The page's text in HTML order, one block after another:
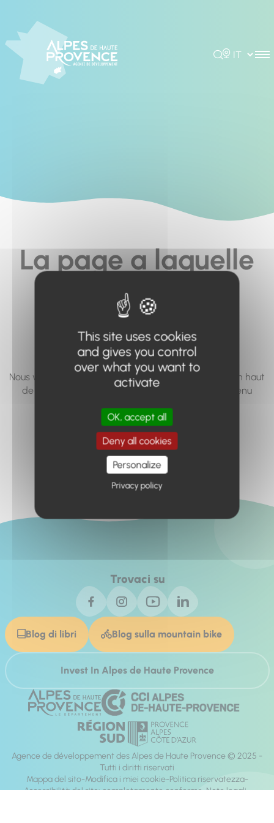
Rechercher
Choisir la
La page a laquelle
vous cherchez à
accéder n'existe
pas... ou plus.
Nous vous invitons à utiliser le moteur de recherche en haut
de page, ou à utiliser le menu pour trouver le contenu
Retour à l'accueil
Trovaci su
Blog di libri Blog sulla mountain bike
Invest In Alpes de Haute Provence
Agence de développement des Alpes de Haute Provence © 2025 -
Tutti i diritti riservati
Mappa del sito Modifica i miei cookie Politica riservatezza
Accessibilità del sito: completamente conforme Note legali
This site uses cookies
and gives you control
over what you want to
activate
OK, accept all
Deny all cookies
Personalize
Privacy policy